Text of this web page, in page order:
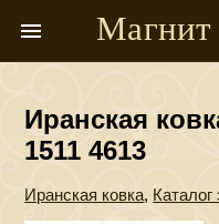
menu Магнит
Иранская
1511 4613
Иранская ковка, Каталог